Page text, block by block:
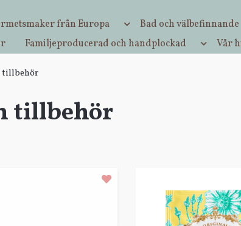
från Europa Bad och välbefinnande
Familjeproducerad och handplockad Vår
tillbehör
tillbehör